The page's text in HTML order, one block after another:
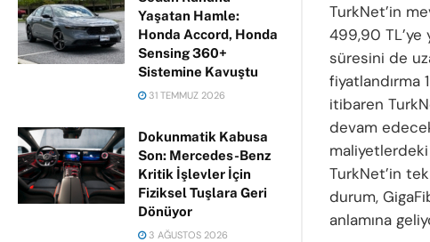
Yaşatan Hamle:
Honda Accord, Honda
Sensing 360+
Sistemine Kavuştu
31 TEMMUZ 2026
Dokunmatik Kabusa
Son: Mercedes-Benz
Kritik İşlevler İçin
Fiziksel Tuşlara Geri
Dönüyor
3 AĞUSTOS 2026
TurkNet’in
499,90 TL’ye
süresini de
fiyatlandırma
itibaren
devam
TurkNet’in
durum,
anlamına